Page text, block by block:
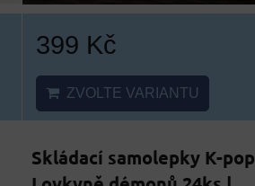
399 Kč
ZVOLTE VARIANTU
Skládací samolepky K-pop